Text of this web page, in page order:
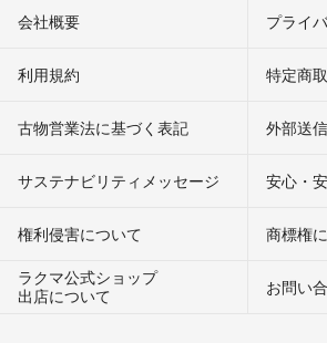
会社概要 プライ
利用規約 特定商
古物営業法に基づく表記 外部送
サステナビリティメッセージ 安心・
権利侵害について
商標権
ラクマ公式ショップ
出店について
お問い